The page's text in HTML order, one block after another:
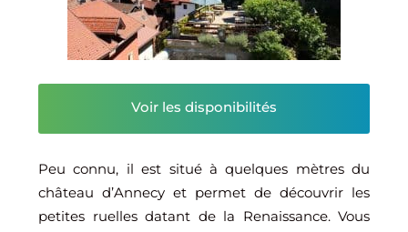
Voir les disponibilités
Peu connu, il est situé à quelques mètres du
château d’Annecy et permet de découvrir les
petites ruelles datant de la Renaissance. Vous